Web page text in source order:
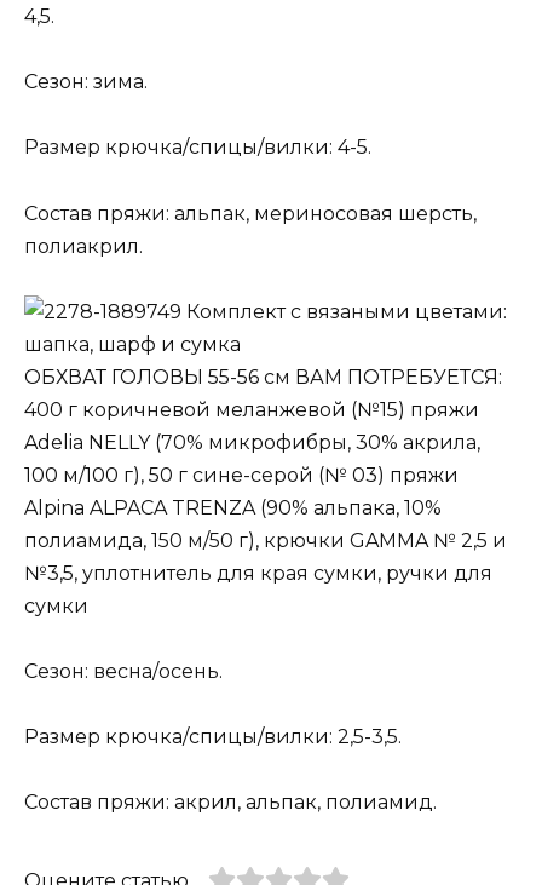
4,5.
Сезон: зима.
Размер крючка/спицы/вилки: 4-5.
Состав пряжи: альпак, мериносовая шерсть,
полиакрил.
Комплект с вязаными цветами:
шапка, шарф и сумка
ОБХВАТ ГОЛОВЫ 55-56 см ВАМ ПОТРЕБУЕТСЯ:
400 г коричневой меланжевой (№15) пряжи
Adelia NELLY (70% микрофибры, 30% акрила,
100 м/100 г), 50 г сине-серой (№ 03) пряжи
Alpina ALPACA TRENZA (90% альпака, 10%
полиамида, 150 м/50 г), крючки GAMMA № 2,5 и
№3,5, уплотнитель для края сумки, ручки для
сумки
Сезон: весна/осень.
Размер крючка/спицы/вилки: 2,5-3,5.
Состав пряжи: акрил, альпак, полиамид.